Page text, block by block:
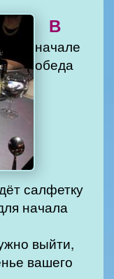
В
начале
обеда
салфетку
начала
выйти,
вашего